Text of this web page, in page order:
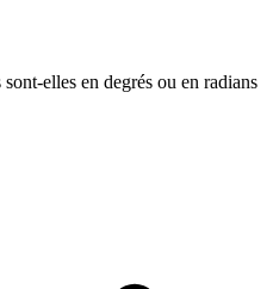
elles en degrés ou en radians